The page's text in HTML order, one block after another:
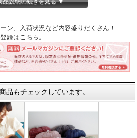
をモチーフにして、大切な赤ちゃんがすくすく育つ
くいな)
が違う場合がございます。予めご了承ください。
るくいな）
18cm
品説明の続きを見る ▼
ン、入荷状況など内容盛りだくさん！
録はこちら。
品もチェックしています。